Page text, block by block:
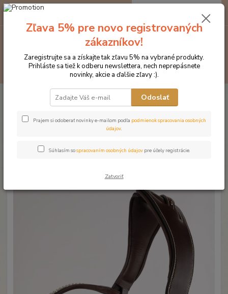
Hľadať
za0 €
Značka oblečenia MONTAR ZĽAVY!
Čelenky na uzdečky
MONTAR Dusty Green hnedá
MONTAR Dusty Green hnedá
Akcia
Zľava 5% pre novo registrovaných
zákazníkov!
Zaregistrujte sa a získajte tak zľavu 5% na vybrané produkty.
Prihláste sa tiež k odberu newslettera, nech neprepásnete
novinky, akcie a ďalšie zľavy :).
Odoslať
Prajem si odoberať novinky e-mailom podľa podmienok spracovania osobných
údajov.
Súhlasím sospracovaním osobných údajov pre účely registrácie.
Zatvoriť